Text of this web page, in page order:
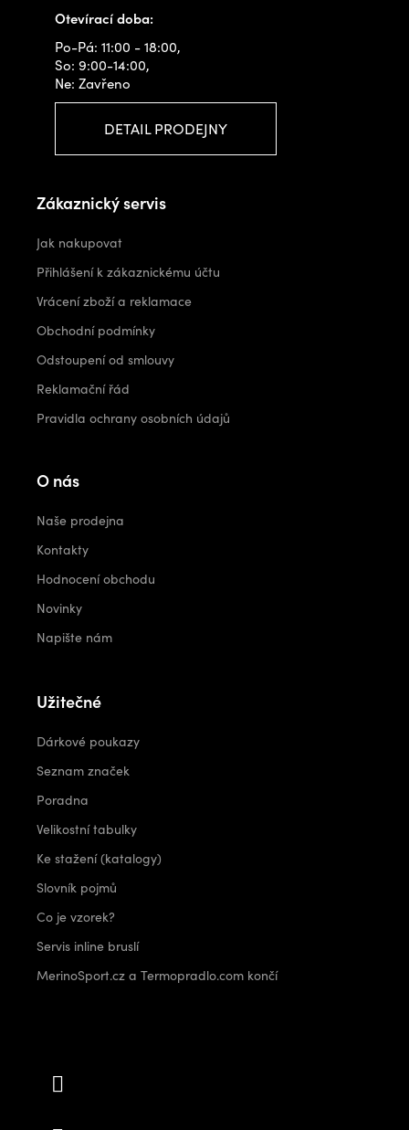
Otevírací doba:
Po-Pá: 11:00 - 18:00,
So: 9:00-14:00,
Ne: Zavřeno
DETAIL PRODEJNY
Zákaznický servis
Jak nakupovat
Přihlášení k zákaznickému účtu
Vrácení zboží a reklamace
Obchodní podmínky
Odstoupení od smlouvy
Reklamační řád
Pravidla ochrany osobních údajů
O nás
Naše prodejna
Kontakty
Hodnocení obchodu
Novinky
Napište nám
Užitečné
Dárkové poukazy
Seznam značek
Poradna
Velikostní tabulky
Ke stažení (katalogy)
Slovník pojmů
Co je vzorek?
Servis inline bruslí
MerinoSport.cz a Termopradlo.com končí